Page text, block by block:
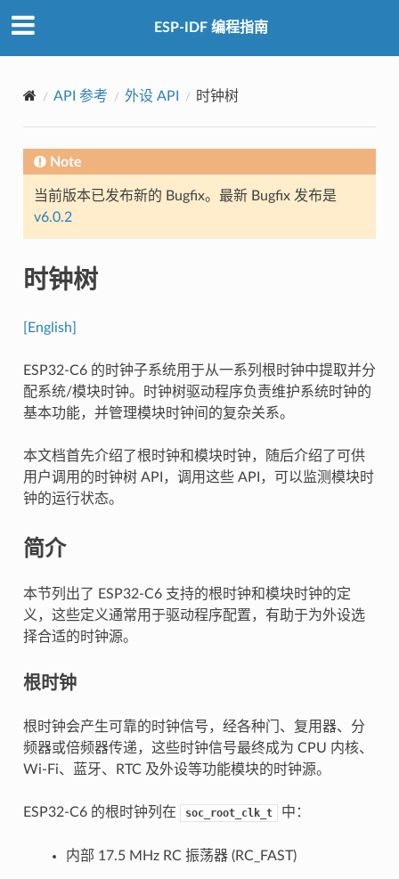
ESP-IDF 编程指南
API 参考 外设 API 时钟树
Note
当前版本已发布新的 Bugfix。最新 Bugfix 发布是
v6.0.2
时钟树
[English]
ESP32-C6 的时钟子系统用于从一系列根时钟中提取并分
配系统/模块时钟。时钟树驱动程序负责维护系统时钟的
基本功能，并管理模块时钟间的复杂关系。
本文档首先介绍了根时钟和模块时钟，随后介绍了可供
用户调用的时钟树 API，调用这些 API，可以监测模块时
钟的运行状态。
简介
本节列出了 ESP32-C6 支持的根时钟和模块时钟的定
义，这些定义通常用于驱动程序配置，有助于为外设选
择合适的时钟源。
根时钟
根时钟会产生可靠的时钟信号，经各种门、复用器、分
频器或倍频器传递，这些时钟信号最终成为 CPU 内核、
Wi-Fi、蓝牙、RTC 及外设等功能模块的时钟源。
ESP32-C6 的根时钟列在 soc_root_clk_t 中：
内部 17.5 MHz RC 振荡器 (RC_FAST)